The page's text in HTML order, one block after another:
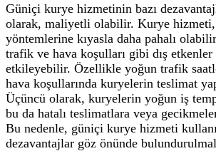
Güniçi kurye hizmetinin bazı
olarak, maliyetli olabilir. Kurye
yöntemlerine kıyasla daha pahalı
trafik ve hava koşulları gibi dış
etkileyebilir. Özellikle yoğun trafik
hava koşullarında kuryelerin teslimat
Üçüncü olarak, kuryelerin yoğun iş
bu da hatalı teslimatlara veya
Bu nedenle, güniçi kurye hizmeti
dezavantajlar göz önünde